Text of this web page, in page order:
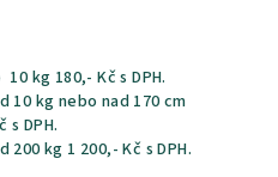
kg 180,- Kč s DPH.
10 kg nebo nad 170 cm
s DPH.
kg 1 200,- Kč s DPH.